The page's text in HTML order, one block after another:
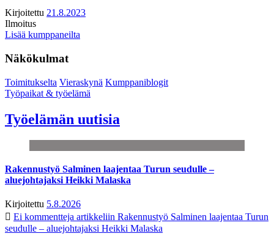
Kirjoitettu 21.8.2023
Ilmoitus
Lisää kumppaneilta
Näkökulmat
Toimitukselta Vieraskynä Kumppaniblogit
Työpaikat & työelämä
Työelämän uutisia
Rakennustyö Salminen laajentaa Turun seudulle –
aluejohtajaksi Heikki Malaska
Kirjoitettu 5.8.2026
Ei kommentteja artikkeliin Rakennustyö Salminen laajentaa Turun
seudulle – aluejohtajaksi Heikki Malaska